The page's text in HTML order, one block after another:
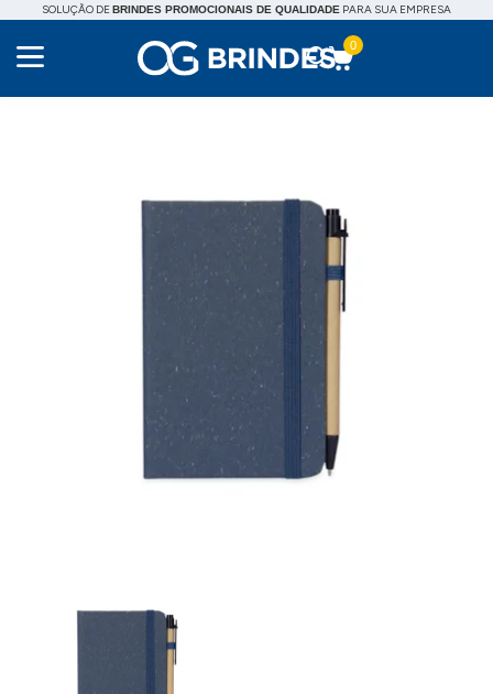
SOLUÇÃO DEBRINDES PROMOCIONAIS DE QUALIDADE PARA SUA EMPRESA
0